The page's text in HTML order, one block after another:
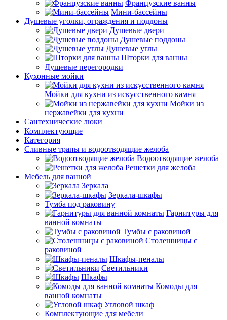
Французские ванны
Мини-бассейны
Душевые уголки, ограждения и поддоны
Душевые двери
Душевые поддоны
Душевые углы
Шторки для ванны
Душевые перегородки
Кухонные мойки
Мойки для кухни из искусственного камня
Мойки из
нержавейки для кухни
Сантехнические люки
Комплектующие
Категория
Cливные трапы и водоотводящие желоба
Водоотводящие желоба
Решетки для желоба
Мебель для ванной
Зеркала
Зеркала-шкафы
Тумба под раковину
Гарнитуры для
ванной комнаты
Тумбы с раковиной
Столешницы с
раковиной
Шкафы-пеналы
Светильники
Шкафы
Комоды для
ванной комнаты
Угловой шкаф
Комплектующие для мебели